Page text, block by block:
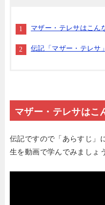
マザー・テレサはこん
伝記「マザー・テレサ
マザー・テレサはこ
伝記ですので「あらすじ」
生を動画で学んでみましょう